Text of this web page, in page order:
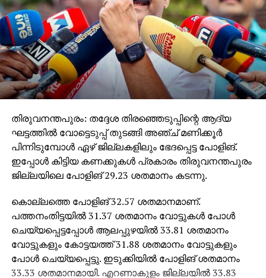
തിരുവനന്തപുരം: തദ്ദേശ തിരഞ്ഞെടുപ്പിന്റെ ആദ്യ
ഘട്ടത്തില്‍ വോട്ടെടുപ്പ് തുടങ്ങി അഞ്ച് മണിക്കൂര്‍
പിന്നിടുമ്പോള്‍ ഏഴ് ജില്ലകളിലും ഭേദപ്പെട്ട പോളിങ്.
ഇപ്പോള്‍ കിട്ടിയ കണക്കുകള്‍ പ്രകാരം തിരുവനന്തപുരം
ജില്ലയിലെ പോളിങ് 29.23 ശതമാനം കടന്നു.
കൊല്ലത്തെ പോളിങ് 32.57 ശതമാനമാണ്.
പത്തനംതിട്ടയില്‍ 31.37 ശതമാനം വോട്ടുകള്‍ പോള്‍
ചെയ്യപ്പെട്ടപ്പോള്‍ ആലപ്പുഴയില്‍ 33.81 ശതമാനം
വോട്ടുകളും കോട്ടയത്ത് 31.88 ശതമാനം വോട്ടുകളും
പോള്‍ ചെയ്യപ്പെട്ടു. ഇടുക്കിയില്‍ പോളിങ് ശതമാനം
33.33 ശതമാനമായി. എറണാകുളം ജില്ലയില്‍ 33.83